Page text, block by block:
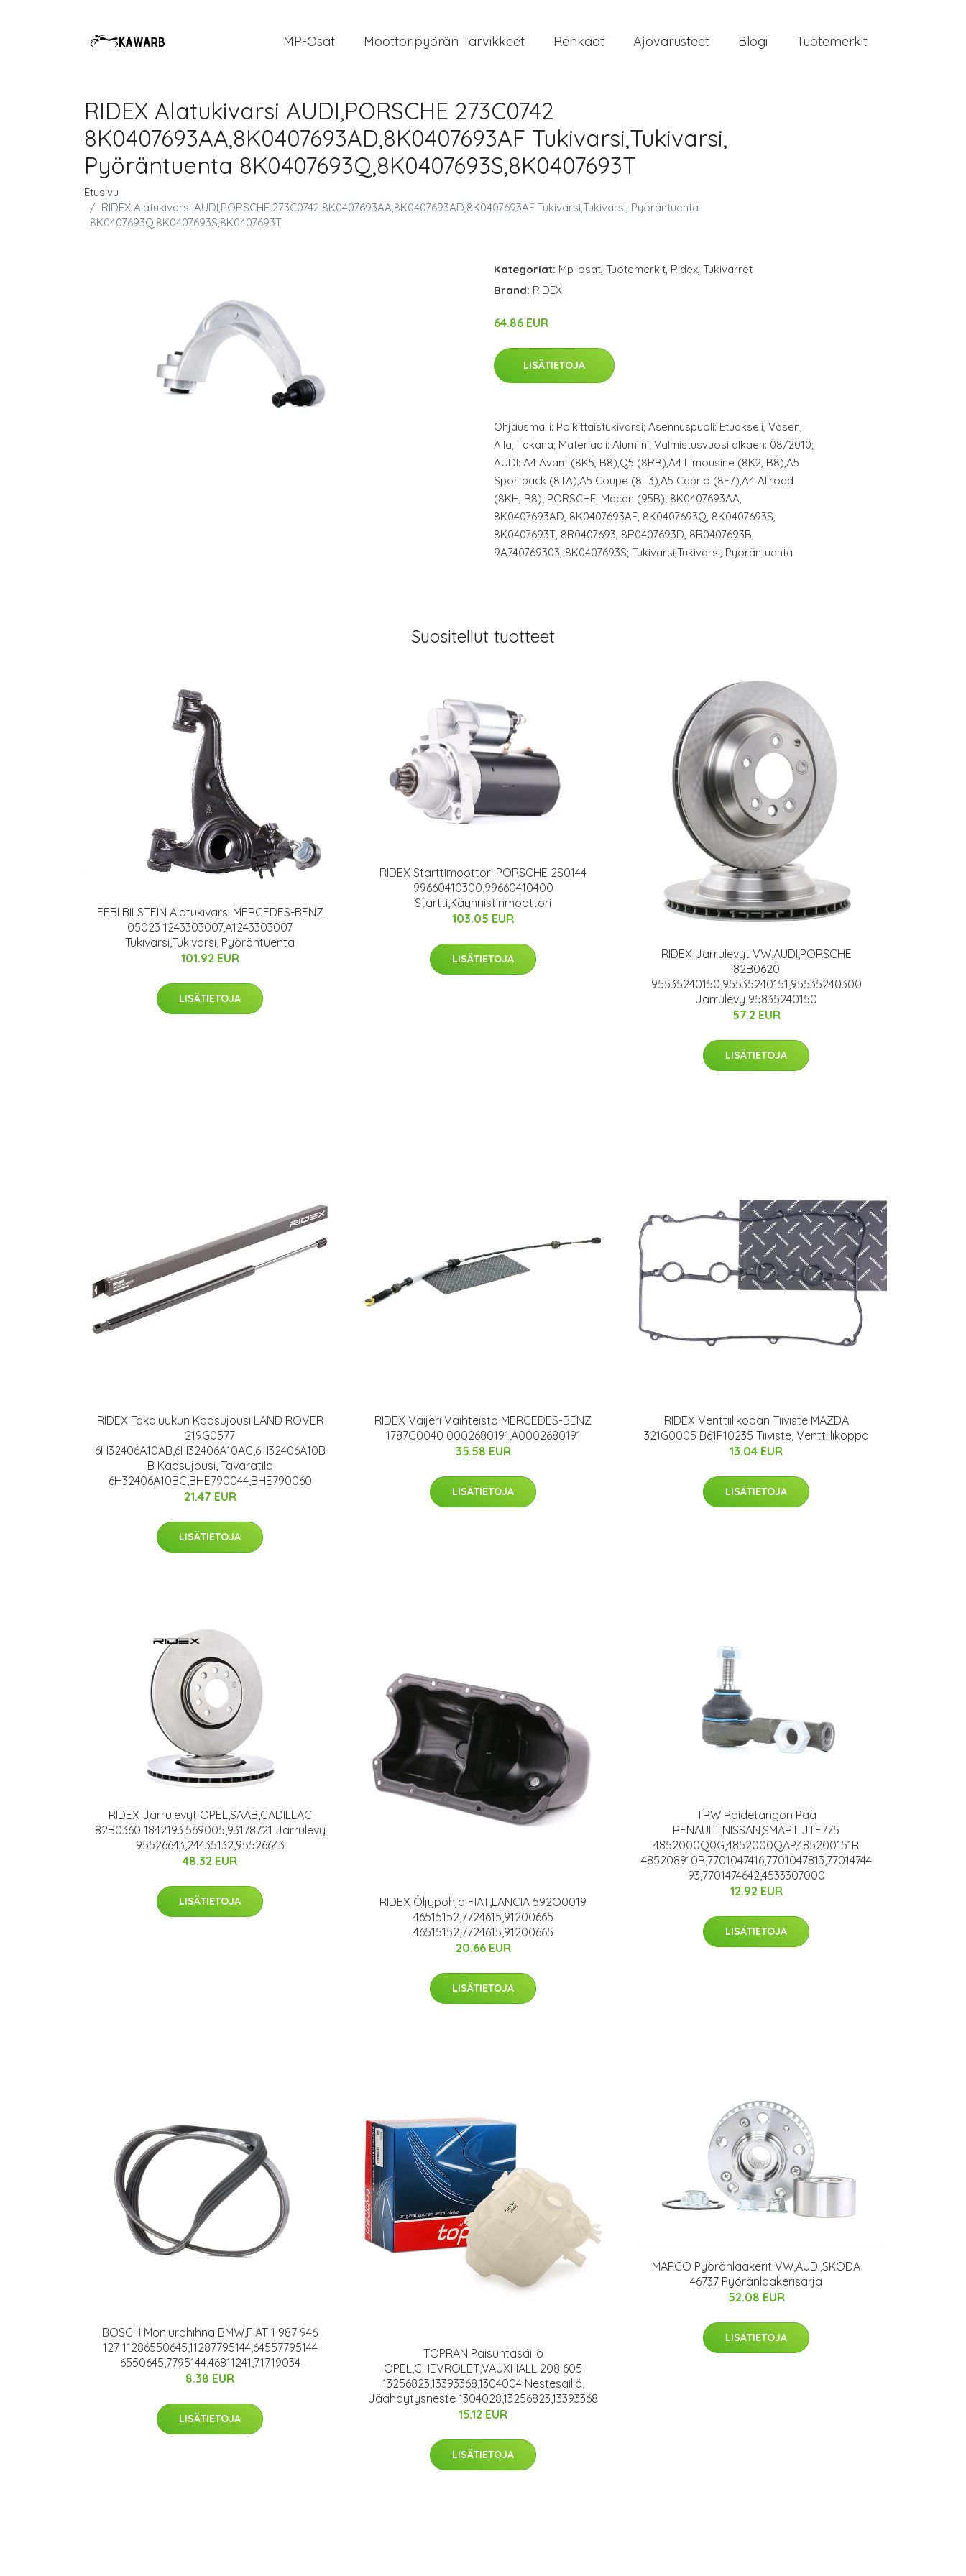
MP-Osat Moottoripyörän Tarvikkeet Renkaat Ajovarusteet Blogi Tuotemerkit
RIDEX Alatukivarsi AUDI,PORSCHE 273C0742
8K0407693AA,8K0407693AD,8K0407693AF Tukivarsi,Tukivarsi,
Pyöräntuenta 8K0407693Q,8K0407693S,8K0407693T
Etusivu
RIDEX Alatukivarsi AUDI,PORSCHE 273C0742 8K0407693AA,8K0407693AD,8K0407693AF Tukivarsi,Tukivarsi, Pyöräntuenta
8K0407693Q,8K0407693S,8K0407693T
Kategoriat: Mp-osat, Tuotemerkit, Ridex, Tukivarret
Brand: RIDEX
64.86 EUR
LISÄTIETOJA
Ohjausmalli: Poikittaistukivarsi; Asennuspuoli: Etuakseli, Vasen,
Alla, Takana; Materiaali: Alumiini; Valmistusvuosi alkaen: 08/2010;
AUDI: A4 Avant (8K5, B8),Q5 (8RB),A4 Limousine (8K2, B8),A5
Sportback (8TA),A5 Coupe (8T3),A5 Cabrio (8F7),A4 Allroad
(8KH, B8); PORSCHE: Macan (95B); 8K0407693AA,
8K0407693AD, 8K0407693AF, 8K0407693Q, 8K0407693S,
8K0407693T, 8R0407693, 8R0407693D, 8R0407693B,
9A740769303, 8K0407693S; Tukivarsi,Tukivarsi, Pyöräntuenta
Suositellut tuotteet
FEBI BILSTEIN Alatukivarsi MERCEDES-BENZ
05023 1243303007,A1243303007
Tukivarsi,Tukivarsi, Pyöräntuenta
101.92 EUR
LISÄTIETOJA
RIDEX Starttimoottori PORSCHE 2S0144
99660410300,99660410400
Startti,Käynnistinmoottori
103.05 EUR
LISÄTIETOJA
RIDEX Jarrulevyt VW,AUDI,PORSCHE
82B0620
95535240150,95535240151,95535240300
Jarrulevy 95835240150
57.2 EUR
LISÄTIETOJA
RIDEX Takaluukun Kaasujousi LAND ROVER
219G0577
6H32406A10AB,6H32406A10AC,6H32406A10B
B Kaasujousi, Tavaratila
6H32406A10BC,BHE790044,BHE790060
21.47 EUR
LISÄTIETOJA
RIDEX Vaijeri Vaihteisto MERCEDES-BENZ
1787C0040 0002680191,A0002680191
35.58 EUR
LISÄTIETOJA
RIDEX Venttiilikopan Tiiviste MAZDA
321G0005 B61P10235 Tiiviste, Venttiilikoppa
13.04 EUR
LISÄTIETOJA
RIDEX Jarrulevyt OPEL,SAAB,CADILLAC
82B0360 1842193,569005,93178721 Jarrulevy
95526643,24435132,95526643
48.32 EUR
LISÄTIETOJA
RIDEX Öljypohja FIAT,LANCIA 592O0019
46515152,7724615,91200665
46515152,7724615,91200665
20.66 EUR
LISÄTIETOJA
TRW Raidetangon Pää
RENAULT,NISSAN,SMART JTE775
4852000Q0G,4852000QAP,485200151R
485208910R,7701047416,7701047813,77014744
93,7701474642,4533307000
12.92 EUR
LISÄTIETOJA
BOSCH Moniurahihna BMW,FIAT 1 987 946
127 11286550645,11287795144,64557795144
6550645,7795144,46811241,71719034
8.38 EUR
LISÄTIETOJA
TOPRAN Paisuntasäiliö
OPEL,CHEVROLET,VAUXHALL 208 605
13256823,13393368,1304004 Nestesäiliö,
Jäähdytysneste 1304028,13256823,13393368
15.12 EUR
LISÄTIETOJA
MAPCO Pyöränlaakerit VW,AUDI,SKODA
46737 Pyöränlaakerisarja
52.08 EUR
LISÄTIETOJA